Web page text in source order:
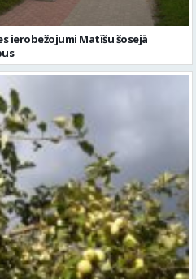
ierobežojumi Matīšu šosejā